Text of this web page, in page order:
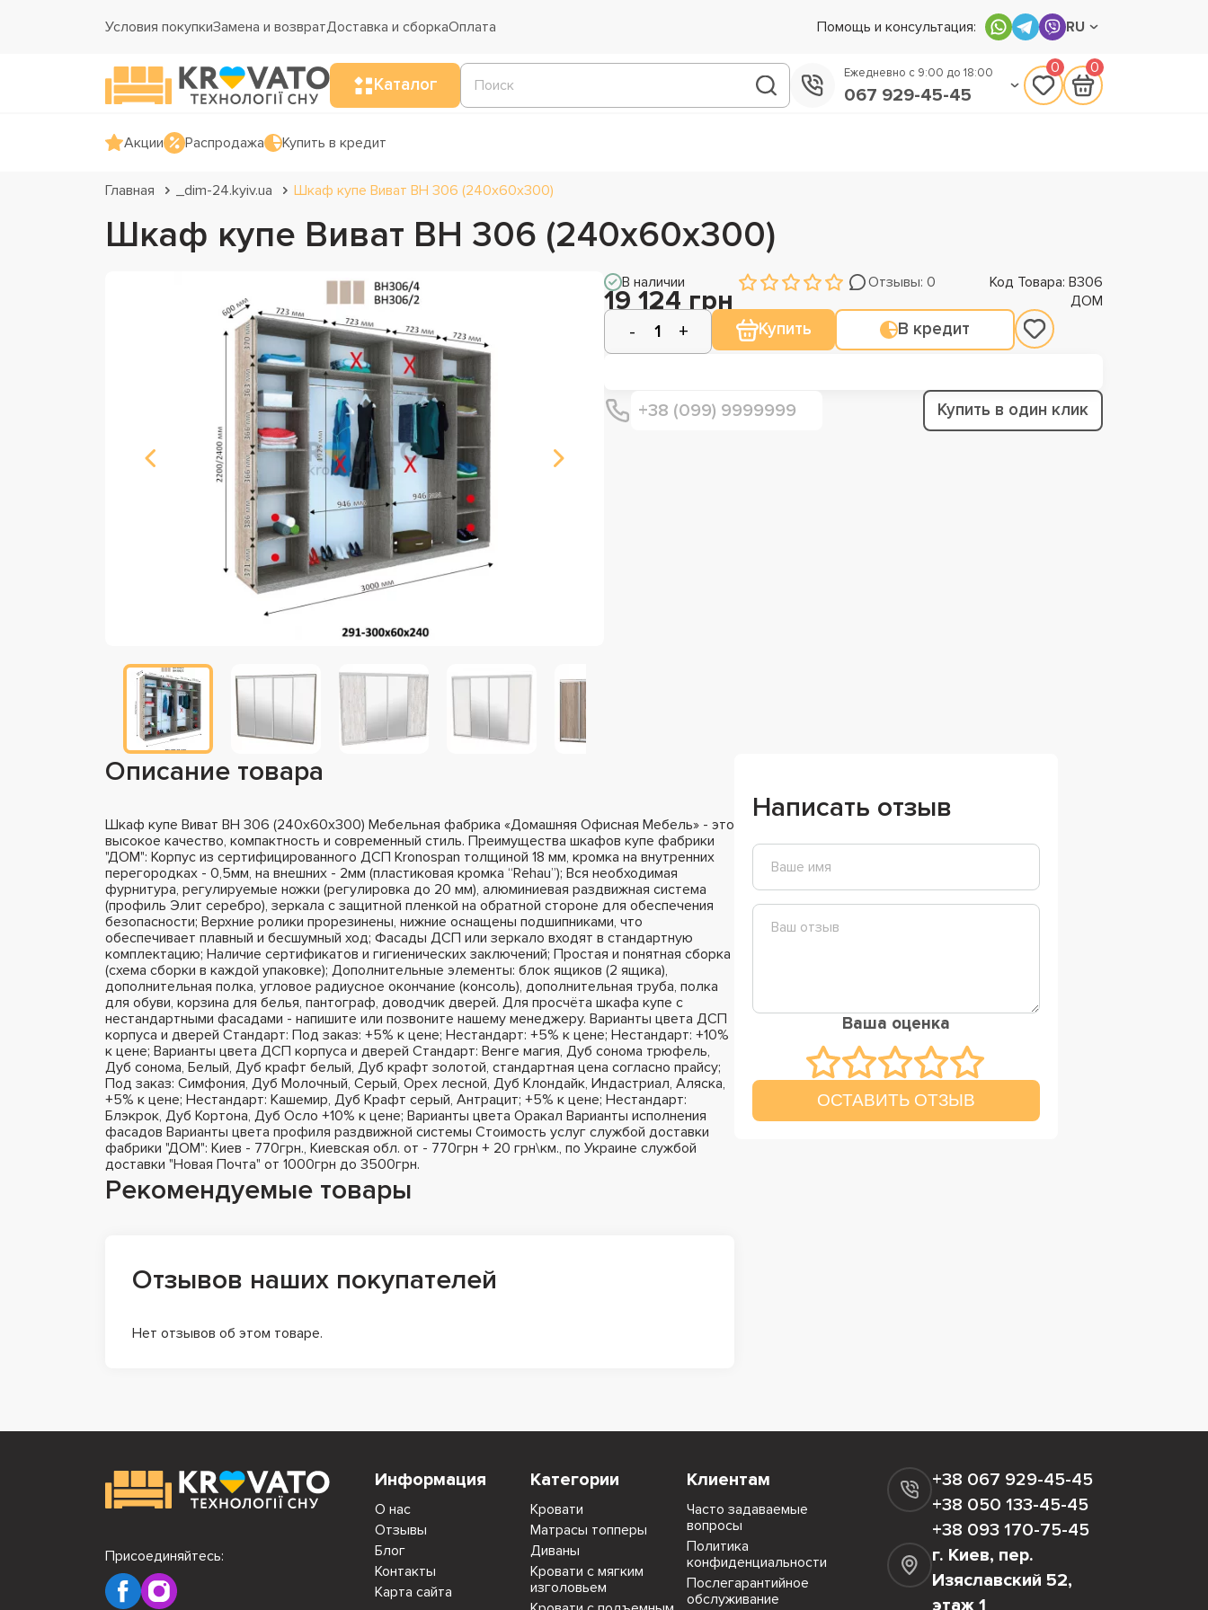
Условия покупкиЗамена и возвратДоставка и сборкаОплата Помощь и консультация: RU
Каталог
Ежедневно с 9:00 до 18:00
067 929-45-45
0 0
Акции Распродажа Купить в кредит
Главная _dim-24.kyiv.ua Шкаф купе Виват ВН 306 (240х60х300)
Шкаф купе Виват ВН 306 (240х60х300)
В наличии Отзывы: 0 Код Товара: В306
19 124 грн ДОМ
Купить В кредит
Купить в один клик
Описание товара
Шкаф купе Виват ВН 306 (240х60х300) Мебельная фабрика «Домашняя Офисная Мебель» - это
высокое качество, компактность и современный стиль. Преимущества шкафов купе фабрики
"ДОМ": Корпус из сертифицированного ДСП Kronospan толщиной 18 мм, кромка на внутренних
перегородках - 0,5мм, на внешних - 2мм (пластиковая кромка “Rehau”); Вся необходимая
фурнитура, регулируемые ножки (регулировка до 20 мм), алюминиевая раздвижная система
(профиль Элит серебро), зеркала с защитной пленкой на обратной стороне для обеспечения
безопасности; Верхние ролики прорезинены, нижние оснащены подшипниками, что
обеспечивает плавный и бесшумный ход; Фасады ДСП или зеркало входят в стандартную
комплектацию; Наличие сертификатов и гигиенических заключений; Простая и понятная сборка
(схема сборки в каждой упаковке); Дополнительные элементы: блок ящиков (2 ящика),
дополнительная полка, угловое радиусное окончание (консоль), дополнительная труба, полка
для обуви, корзина для белья, пантограф, доводчик дверей. Для просчёта шкафа купе с
нестандартными фасадами - напишите или позвоните нашему менеджеру. Варианты цвета ДСП
корпуса и дверей Стандарт: Под заказ: +5% к цене; Нестандарт: +5% к цене; Нестандарт: +10%
к цене; Варианты цвета ДСП корпуса и дверей Стандарт: Венге магия, Дуб сонома трюфель,
Дуб сонома, Белый, Дуб крафт белый, Дуб крафт золотой, стандартная цена согласно прайсу;
Под заказ: Симфония, Дуб Молочный, Серый, Орех лесной, Дуб Клондайк, Индастриал, Аляска,
+5% к цене; Нестандарт: Кашемир, Дуб Крафт серый, Антрацит; +5% к цене; Нестандарт:
Блэкрок, Дуб Кортона, Дуб Осло +10% к цене; Варианты цвета Оракал Варианты исполнения
фасадов Варианты цвета профиля раздвижной системы Стоимость услуг службой доставки
фабрики "ДОМ": Киев - 770грн., Киевская обл. от - 770грн + 20 грн\км., по Украине службой
доставки "Новая Почта" от 1000грн до 3500грн.
Рекомендуемые товары
Отзывов наших покупателей
Нет отзывов об этом товаре.
Написать отзыв
Ваша оценка
ОСТАВИТЬ ОТЗЫВ
Информация
О нас
Отзывы
Блог
Контакты
Карта сайта
Категории
Кровати
Матрасы топперы
Диваны
Кровати с мягким
изголовьем
Клиентам
Часто задаваемые
вопросы
Политика
конфиденциальности
Послегарантийное
обслуживание
+38 067 929-45-45
+38 050 133-45-45
+38 093 170-75-45
г. Киев, пер.
Изяславский 52,
этаж 1
Присоединяйтесь: